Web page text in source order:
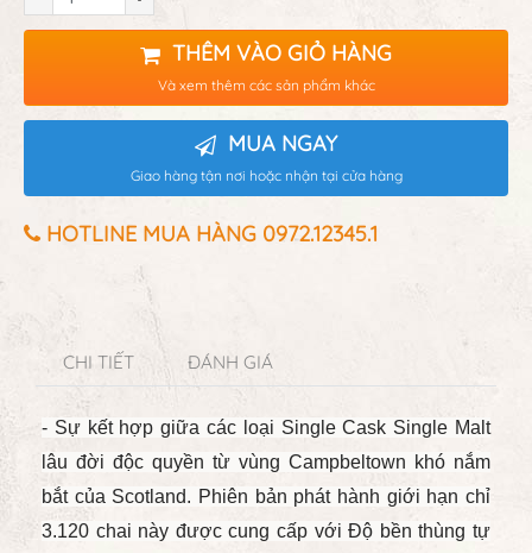
THÊM VÀO GIỎ HÀNG
Và xem thêm các sản phẩm khác
MUA NGAY
Giao hàng tận nơi hoặc nhận tại cửa hàng
HOTLINE MUA HÀNG 0972.12345.1
CHI TIẾT ĐÁNH GIÁ
- Sự kết hợp giữa các loại Single Cask Single Malt
lâu đời độc quyền từ vùng Campbeltown khó nắm
bắt của Scotland. Phiên bản phát hành giới hạn chỉ
3.120 chai này được cung cấp với Độ bền thùng tự